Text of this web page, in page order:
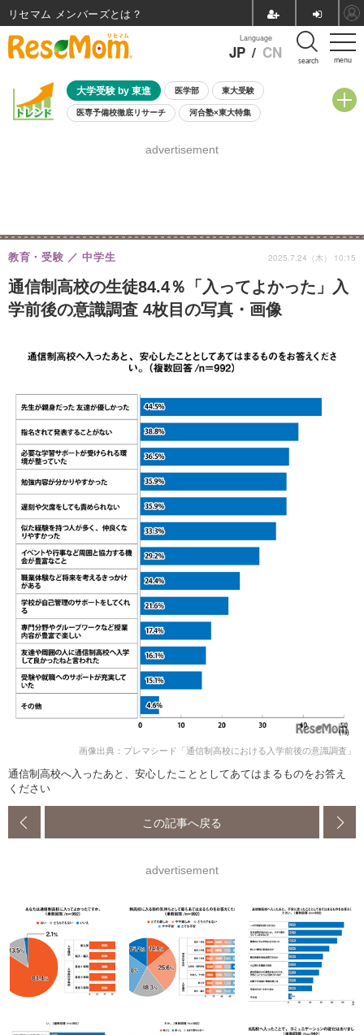
menu
Language
JP / CN search
大学受験 by 東進 医学部 東大受験
医専予備校徹底リサーチ 河合塾×東大特集
8月開催学校説明会・相談会
advertisement
通信制高校の生徒84.4％「入ってよかった」入
学前後の意識調査 4枚目の写真・画像
教育・受験 中学生 2025.7.24（木） 10:15
画像出典：プレマシード「通信制高校における入学前後の意識調査」
通信制高校へ入ったあと、安心したこととしてあてはまるものをお答え
ください
この記事へ戻る
advertisement
リセマム メンバーズ